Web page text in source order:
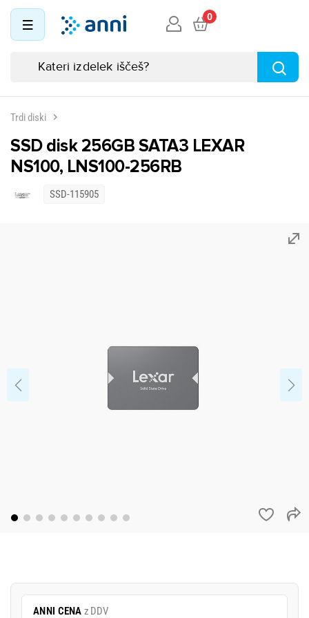
0
Trdi diski
SSD disk 256GB SATA3 LEXAR
NS100, LNS100-256RB
SSD-115905
ANNI CENA z DDV